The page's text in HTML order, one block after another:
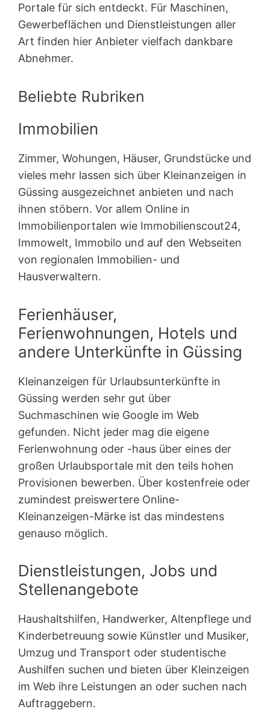
Portale für sich entdeckt. Für Maschinen,
Gewerbeflächen und Dienstleistungen aller
Art finden hier Anbieter vielfach dankbare
Abnehmer.
Beliebte Rubriken
Immobilien
Zimmer, Wohungen, Häuser, Grundstücke und
vieles mehr lassen sich über Kleinanzeigen in
Güssing ausgezeichnet anbieten und nach
ihnen stöbern. Vor allem Online in
Immobilienportalen wie Immobilienscout24,
Immowelt, Immobilo und auf den Webseiten
von regionalen Immobilien- und
Hausverwaltern.
Ferienhäuser,
Ferienwohnungen, Hotels und
andere Unterkünfte in Güssing
Kleinanzeigen für Urlaubsunterkünfte in
Güssing werden sehr gut über
Suchmaschinen wie Google im Web
gefunden. Nicht jeder mag die eigene
Ferienwohnung oder -haus über eines der
großen Urlaubsportale mit den teils hohen
Provisionen bewerben. Über kostenfreie oder
zumindest preiswertere Online-
Kleinanzeigen-Märke ist das mindestens
genauso möglich.
Dienstleistungen, Jobs und
Stellenangebote
Haushaltshilfen, Handwerker, Altenpflege und
Kinderbetreuung sowie Künstler und Musiker,
Umzug und Transport oder studentische
Aushilfen suchen und bieten über Kleinzeigen
im Web ihre Leistungen an oder suchen nach
Auftraggebern.